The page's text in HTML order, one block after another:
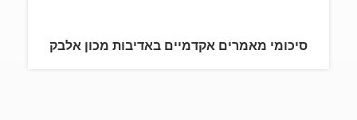
סיכומי מאמרים אקדמיים באדיבות מכון אלבק